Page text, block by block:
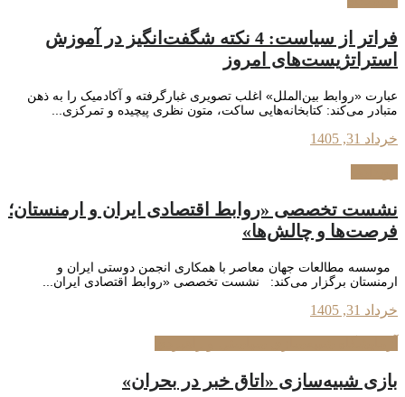
فراتر از سیاست: 4 نکته شگفت‌انگیز در آموزش
استراتژیست‌های امروز
عبارت «روابط بین‌الملل» اغلب تصویری غبارگرفته و آکادمیک را به ذهن
متبادر می‌کند: کتابخانه‌هایی ساکت، متون نظری پیچیده و تمرکزی...
خرداد 31, 1405
نشست تخصصی «روابط اقتصادی ایران و ارمنستان؛
فرصت‌ها و چالش‌ها»
موسسه مطالعات جهان معاصر با همکاری انجمن دوستی ایران و
ارمنستان برگزار می‌کند: نشست تخصصی «روابط اقتصادی ایران...
خرداد 31, 1405
بازی شبیه‌سازی «اتاق خبر در بحران»